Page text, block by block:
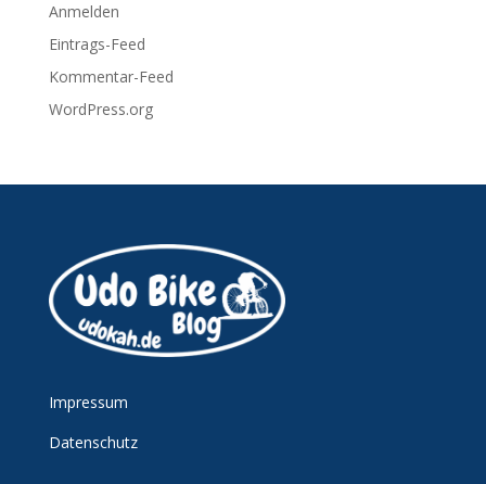
Anmelden
Eintrags-Feed
Kommentar-Feed
WordPress.org
Impressum
Datenschutz